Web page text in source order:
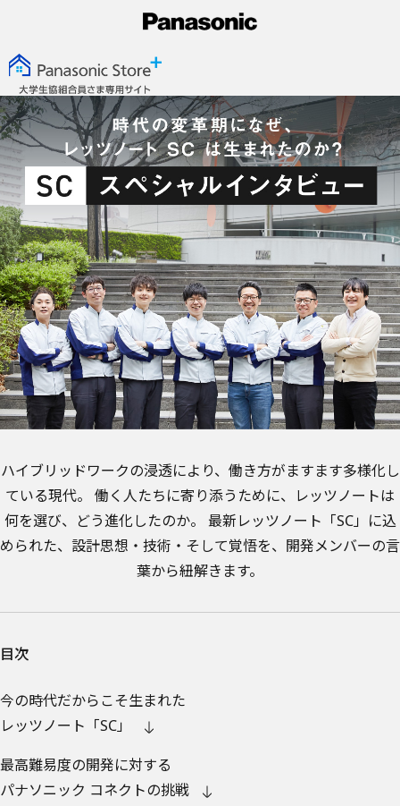
ハイブリッドワークの浸透により、働き方がますます多様化し
ている現代。
働く人たちに寄り添うために、レッツノートは
何を選び、どう進化したのか。
最新レッツノート「SC」に込
められた、設計思想・技術・そして覚悟を、開発メンバーの言
葉から紐解きます。
目次
今の時代だからこそ生まれた
レッツノート「SC」
最高難易度の開発に対する
パナソニック コネクトの挑戦